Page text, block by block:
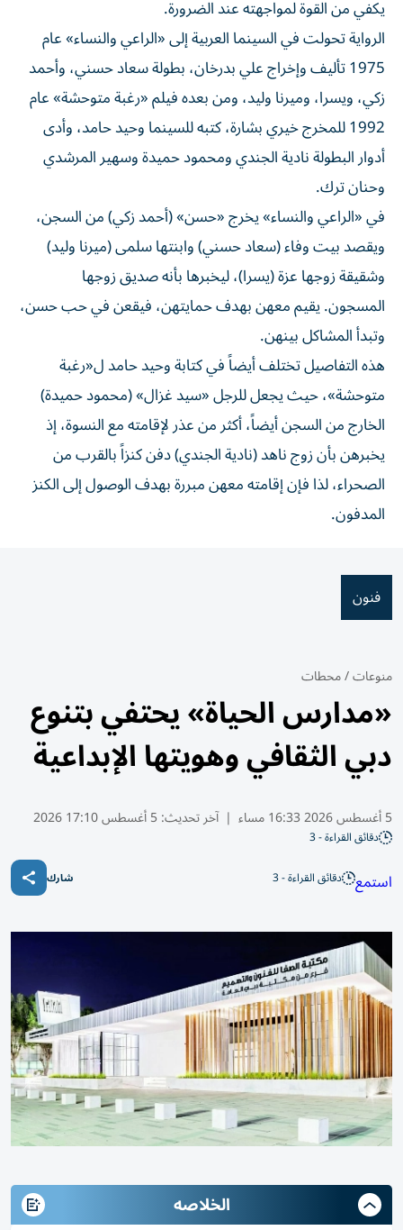
يكفي من القوة لمواجهته عند الضرورة.
الرواية تحولت في السينما العربية إلى «الراعي والنساء» عام
1975 تأليف وإخراج علي بدرخان، بطولة سعاد حسني، وأحمد
زكي، ويسرا، وميرنا وليد، ومن بعده فيلم «رغبة متوحشة» عام
1992 للمخرج خيري بشارة، كتبه للسينما وحيد حامد، وأدى
أدوار البطولة نادية الجندي ومحمود حميدة وسهير المرشدي
وحنان ترك.
في «الراعي والنساء» يخرج «حسن» (أحمد زكي) من السجن،
ويقصد بيت وفاء (سعاد حسني) وابنتها سلمى (ميرنا وليد)
وشقيقة زوجها عزة (يسرا)، ليخبرها بأنه صديق زوجها
المسجون. يقيم معهن بهدف حمايتهن، فيقعن في حب حسن،
وتبدأ المشاكل بينهن.
هذه التفاصيل تختلف أيضاً في كتابة وحيد حامد ل«رغبة
متوحشة»، حيث يجعل للرجل «سيد غزال» (محمود حميدة)
الخارج من السجن أيضاً، أكثر من عذر لإقامته مع النسوة، إذ
يخبرهن بأن زوج ناهد (نادية الجندي) دفن كنزاً بالقرب من
الصحراء، لذا فإن إقامته معهن مبررة بهدف الوصول إلى الكنز
المدفون.
فنون
منوعات/محطات
«مدارس الحياة» يحتفي بتنوع
دبي الثقافي وهويتها الإبداعية
5 أغسطس 2026 16:33 مساء | آخر تحديث:5 أغسطس 17:10 2026
دقائق القراءة - 3
استمع دقائق القراءة - 3 شارك
الخلاصه